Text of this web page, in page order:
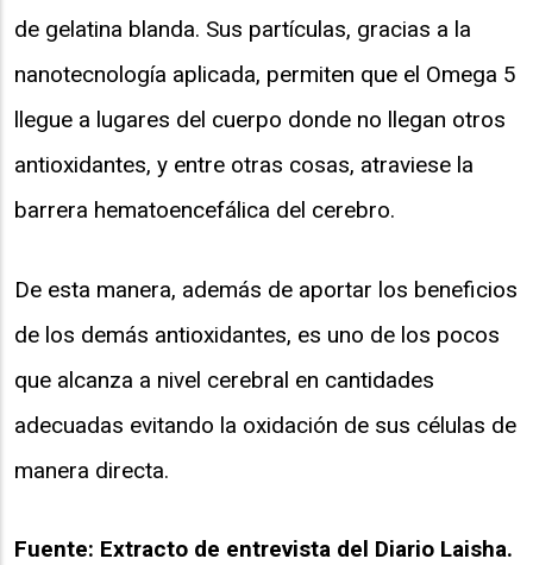
de gelatina blanda. Sus partículas, gracias a la
nanotecnología aplicada, permiten que el Omega 5
llegue a lugares del cuerpo donde no llegan otros
antioxidantes, y entre otras cosas, atraviese la
barrera hematoencefálica del cerebro.
De esta manera, además de aportar los beneficios
de los demás antioxidantes, es uno de los pocos
que alcanza a nivel cerebral en cantidades
adecuadas evitando la oxidación de sus células de
manera directa.
Fuente: Extracto de entrevista del Diario Laisha.